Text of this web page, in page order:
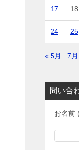
17 18
24 25
« 5月 7
問い合
お名前